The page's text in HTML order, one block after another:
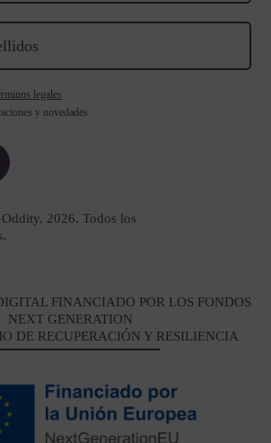
legales
y novedades
2026. Todos los
FINANCIADO POR LOS FONDOS
NEXT GENERATION
DE RECUPERACIÓN Y RESILIENCIA